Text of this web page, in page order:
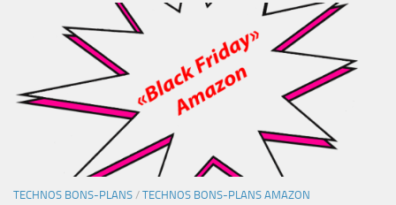
TECHNOS BONS-PLANS / TECHNOS BONS-PLANS AMAZON